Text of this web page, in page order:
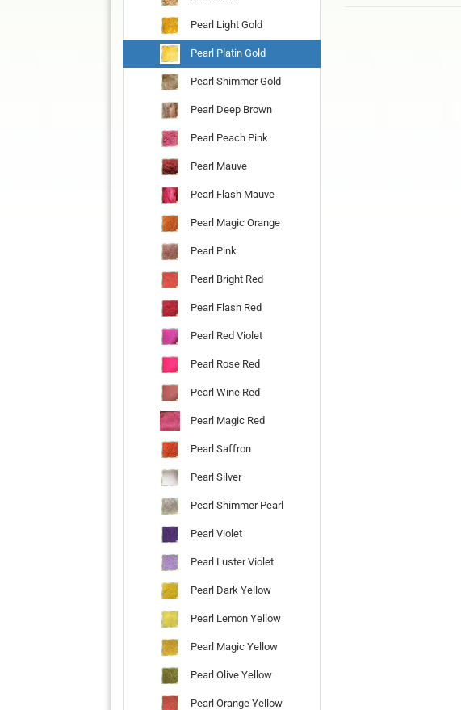
Pearl Light Gold
Pearl Platin Gold
Pearl Shimmer Gold
Pearl Deep Brown
Pearl Peach Pink
Pearl Mauve
Pearl Flash Mauve
Pearl Magic Orange
Pearl Pink
Pearl Bright Red
Pearl Flash Red
Pearl Red Violet
Pearl Rose Red
Pearl Wine Red
Pearl Magic Red
Pearl Saffron
Pearl Silver
Pearl Shimmer Pearl
Pearl Violet
Pearl Luster Violet
Pearl Dark Yellow
Pearl Lemon Yellow
Pearl Magic Yellow
Pearl Olive Yellow
Pearl Orange Yellow